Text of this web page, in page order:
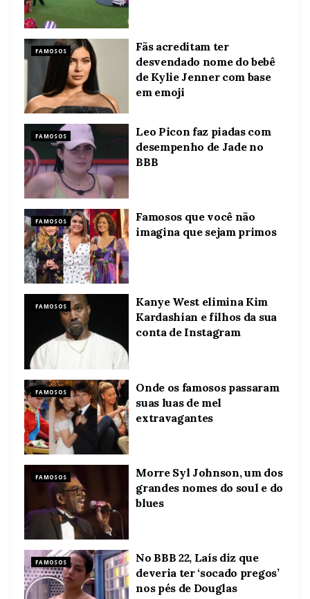
FAMOSOS
Fãs acreditam ter
desvendado nome do bebê
de Kylie Jenner com base
em emoji
FAMOSOS
Leo Picon faz piadas com
desempenho de Jade no
BBB
FAMOSOS
Famosos que você não
imagina que sejam primos
FAMOSOS
Kanye West elimina Kim
Kardashian e filhos da sua
conta de Instagram
FAMOSOS
Onde os famosos passaram
suas luas de mel
extravagantes
FAMOSOS
Morre Syl Johnson, um dos
grandes nomes do soul e do
blues
FAMOSOS
No BBB 22, Laís diz que
deveria ter ‘socado pregos’
nos pés de Douglas